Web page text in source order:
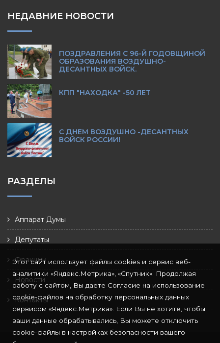
НЕДАВНИЕ НОВОСТИ
ПОЗДРАВЛЕНИЯ С 96-Й ГОДОВЩИНОЙ
ОБРАЗОВАНИЯ ВОЗДУШНО-
ДЕСАНТНЫХ ВОЙСК.
КПП "НАХОДКА" -50 ЛЕТ
С ДНЕМ ВОЗДУШНО -ДЕСАНТНЫХ
ВОЙСК РОССИИ!
РАЗДЕЛЫ
Аппарат Думы
Депутаты
Фракции
Новости
Контакты
Этот сайт использует файлы cookies и сервис веб-
аналитики «Яндекс.Метрика», «Спутник». Продолжая
работу с сайтом, Вы даете Согласие на использование
cookie-файлов на обработку персональных данных
сервисом «Яндекс.Метрика». Если Вы не хотите, чтобы
ваши данные обрабатывались, Вы можете отключить
cookie-файлы в настройках безопасности вашего